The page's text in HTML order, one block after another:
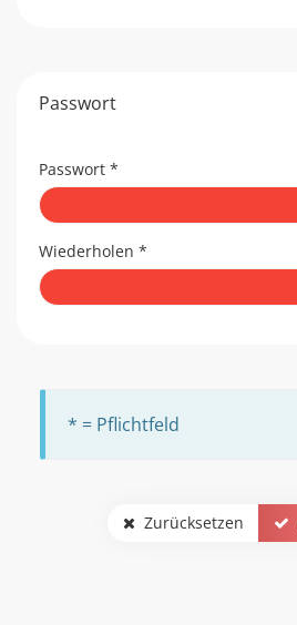
Passwort
Passwort *
Wiederholen *
* = Pflichtfeld
Zurücksetzen